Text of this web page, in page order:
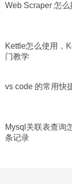
Web Scraper 怎
Kettle怎么使用，
门教学
vs code 的常用快
Mysql关联表查询
条记录